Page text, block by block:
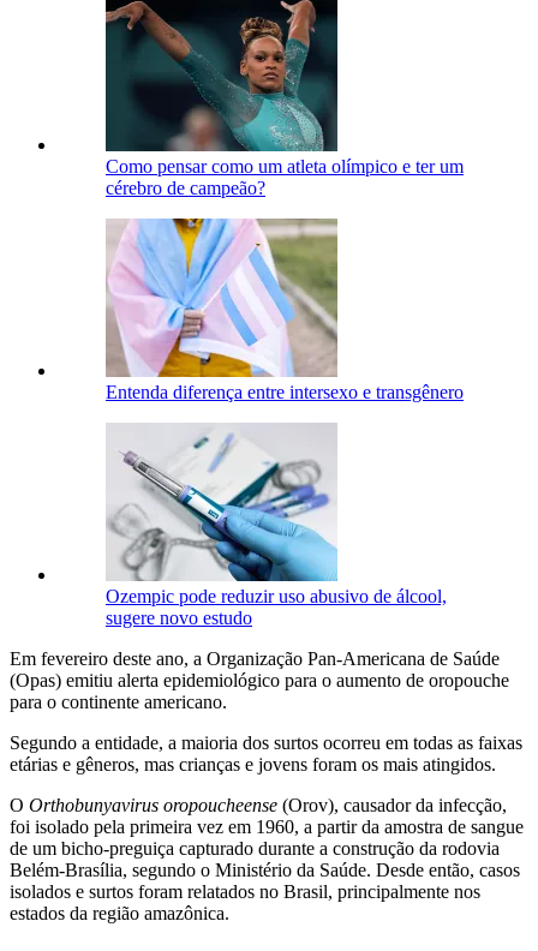
Como pensar como um atleta olímpico e ter um
cérebro de campeão?
Entenda diferença entre intersexo e transgênero
Ozempic pode reduzir uso abusivo de álcool,
sugere novo estudo
Em fevereiro deste ano, a Organização Pan-Americana de Saúde
(Opas) emitiu alerta epidemiológico para o aumento de oropouche
para o continente americano.
Segundo a entidade, a maioria dos surtos ocorreu em todas as faixas
etárias e gêneros, mas crianças e jovens foram os mais atingidos.
O Orthobunyavirus oropoucheense (Orov), causador da infecção,
foi isolado pela primeira vez em 1960, a partir da amostra de sangue
de um bicho-preguiça capturado durante a construção da rodovia
Belém-Brasília, segundo o Ministério da Saúde. Desde então, casos
isolados e surtos foram relatados no Brasil, principalmente nos
estados da região amazônica.